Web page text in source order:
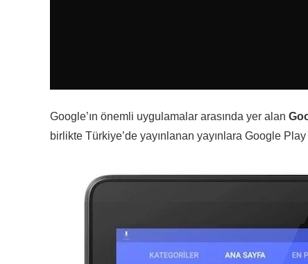
Google’ın önemli uygulamalar arasında yer alan
birlikte Türkiye’de yayınlanan yayınlara Google